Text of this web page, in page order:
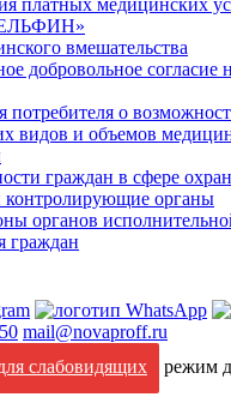
платных медицинских
вмешательства
добровольное согласие
о
видов и объемов
граждан в сфере
органы
органов
граждан
mail@novaproff.ru
слабовидящих
режим